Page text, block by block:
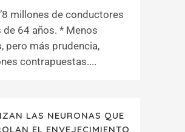
millones de conductores
de 64 años. * Menos
pero más prudencia,
contrapuestas....
LAS NEURONAS QUE
EL ENVEJECIMIENTO